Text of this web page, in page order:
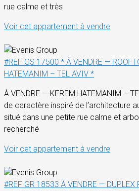
rue calme et très
Voir cet appartement à vendre
#REF GS 17500 * À VENDRE —
HATEMANIM – TEL AVIV *
À VENDRE — KEREM HATEMANIM –
de caractère inspiré de l’architecture
situé dans une petite rue calme et
recherché
Voir cet appartement à vendre
#REF GR 18533 À VENDRE — DUPLEX